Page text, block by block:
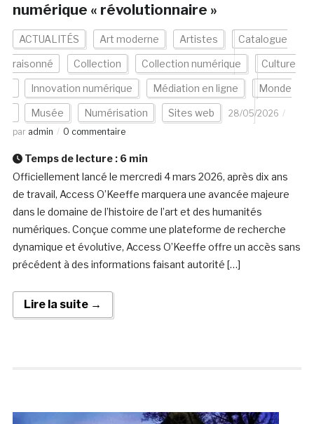
numérique « révolutionnaire »
ACTUALITÉS Art moderne Artistes Catalogue
raisonné Collection Collection numérique Culture
Innovation numérique Médiation en ligne Monde
Musée Numérisation Sites web
28/05/2026
par admin 0 commentaire
Temps de lecture : 6 min
Officiellement lancé le mercredi 4 mars 2026, après dix ans
de travail, Access O’Keeffe marquera une avancée majeure
dans le domaine de l’histoire de l’art et des humanités
numériques. Conçue comme une plateforme de recherche
dynamique et évolutive, Access O’Keeffe offre un accès sans
précédent à des informations faisant autorité […]
Lire la suite →